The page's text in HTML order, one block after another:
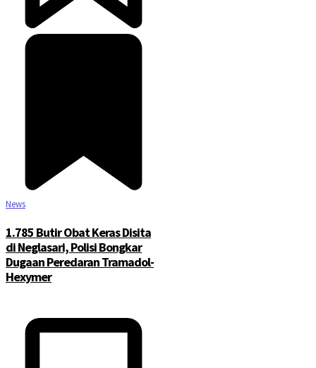
News
1.785 Butir Obat Keras Disita
di Neglasari, Polisi Bongkar
Dugaan Peredaran Tramadol-
Hexymer